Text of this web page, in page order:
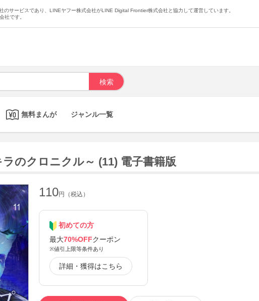
サービスであり、LINEヤフー株式会社がLINE Digital Frontier株式会社と協力して運営しています。
社です。
無料まんが ジャンル一覧
のクロニクル～ (11) 電子書籍版
110円（税込）
初めての方
最大70%OFFクーポン
※値引上限等条件あり
詳細・獲得はこちら